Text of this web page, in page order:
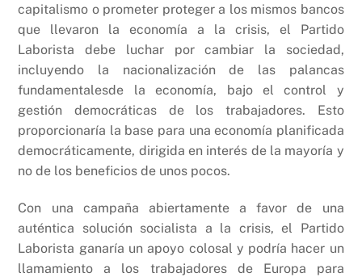
capitalismo o prometer proteger a los mismos bancos
que llevaron la economía a la crisis, el Partido
Laborista debe luchar por cambiar la sociedad,
incluyendo la nacionalización de las palancas
fundamentalesde la economía, bajo el control y
gestión democráticas de los trabajadores. Esto
proporcionaría la base para una economía planificada
democráticamente, dirigida en interés de la mayoría y
no de los beneficios de unos pocos.
Con una campaña abiertamente a favor de una
auténtica solución socialista a la crisis, el Partido
Laborista ganaría un apoyo colosal y podría hacer un
llamamiento a los trabajadores de Europa para